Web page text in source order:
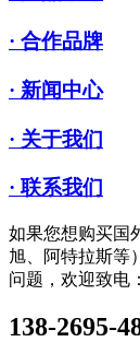
· 合作品牌
· 新闻中心
· 关于我们
· 联系我们
如果您想购买国
旭、阿特拉斯等
问题，欢迎致电：
138-2695-